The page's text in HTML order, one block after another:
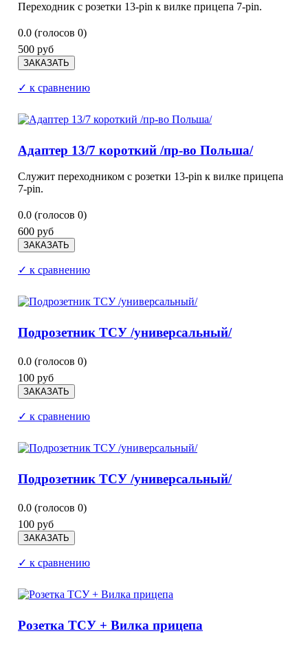
Переходник с розетки 13-pin к вилке прицепа 7-pin.
0.0 (голосов 0)
500 руб
✓ к сравнению
Адаптер 13/7 короткий /пр-во Польша/
Служит переходником с розетки 13-pin к вилке прицепа
7-pin.
0.0 (голосов 0)
600 руб
✓ к сравнению
Подрозетник ТСУ /универсальный/
0.0 (голосов 0)
100 руб
✓ к сравнению
Подрозетник ТСУ /универсальный/
0.0 (голосов 0)
100 руб
✓ к сравнению
Розетка ТСУ + Вилка прицепа